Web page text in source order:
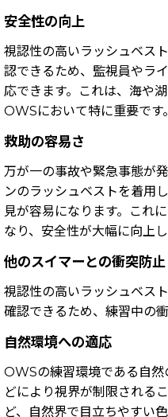
安全性の向上
視認性の高いラッシュベス
認できるため、監視員やラ
応できます。これは、海や
OWSにおいて特に重要です。
救助の容易さ
万が一の事故や緊急事態が
ンのラッシュベストを着用
見が容易になります。
これ
なり、安全性が大幅に向上し
他のスイマーとの衝突防止
視認性の高いラッシュベス
確認できるため、練習中の
自然環境への適応
OWSの練習環境である自
どにより視界が制限される
ど、自然界で目立ちやすい